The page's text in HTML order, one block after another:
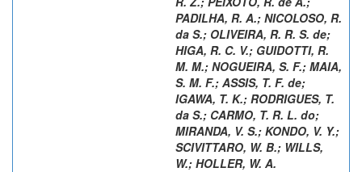
PADILHA, R. A.; NICOLOSO, R.
da S.; OLIVEIRA, R. R. S. de;
HIGA, R. C. V.; GUIDOTTI, R.
M. M.; NOGUEIRA, S. F.; MAIA,
S. M. F.; ASSIS, T. F. de;
IGAWA, T. K.; RODRIGUES, T.
da S.; CARMO, T. R. L. do;
MIRANDA, V. S.; KONDO, V. Y.;
SCIVITTARO, W. B.; WILLS,
W.; HOLLER, W. A.